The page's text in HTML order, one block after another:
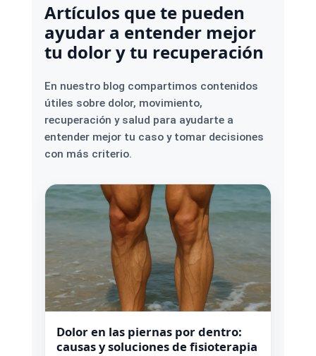
Artículos que te pueden
ayudar a entender mejor
tu dolor y tu recuperación
En nuestro blog compartimos contenidos
útiles sobre dolor, movimiento,
recuperación y salud para ayudarte a
entender mejor tu caso y tomar decisiones
con más criterio.
Dolor en las piernas por dentro:
causas y soluciones de fisioterapia